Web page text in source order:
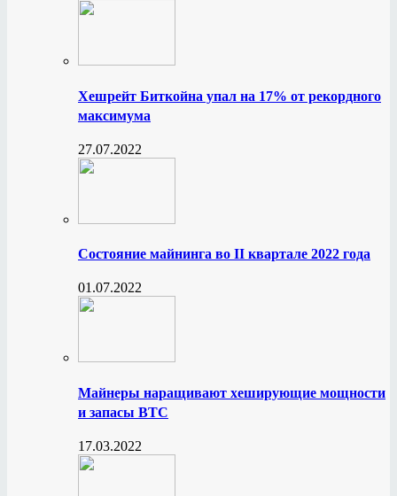
Хешрейт Биткойна упал на 17% от рекордного
максимума
27.07.2022
Состояние майнинга во II квартале 2022 года
01.07.2022
Майнеры наращивают хеширующие мощности
и запасы BTC
17.03.2022